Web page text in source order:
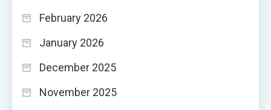
February 2026
January 2026
December 2025
November 2025